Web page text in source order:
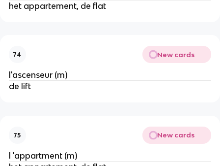
het appartement, de flat
74 New cards
l'ascenseur (m)
de lift
75 New cards
l 'appartment (m)